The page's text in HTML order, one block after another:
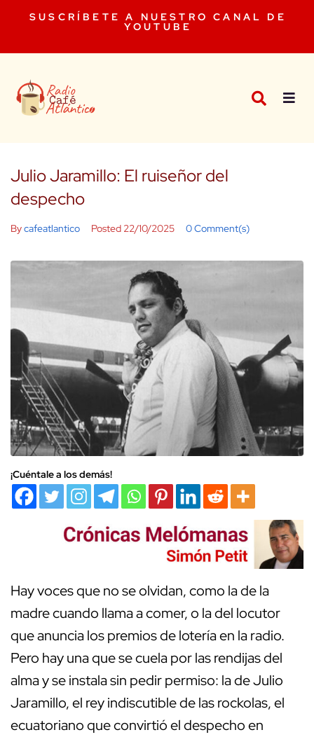
SUSCRÍBETE A NUESTRO CANAL DE
YOUTUBE
Julio Jaramillo: El ruiseñor del
despecho
Bycafeatlantico Posted 22/10/2025 0 Comment(s)
¡Cuéntale a los demás!
Hay voces que no se olvidan, como la de la
madre cuando llama a comer, o la del locutor
que anuncia los premios de lotería en la radio.
Pero hay una que se cuela por las rendijas del
alma y se instala sin pedir permiso: la de Julio
Jaramillo, el rey indiscutible de las rockolas, el
ecuatoriano que convirtió el despecho en